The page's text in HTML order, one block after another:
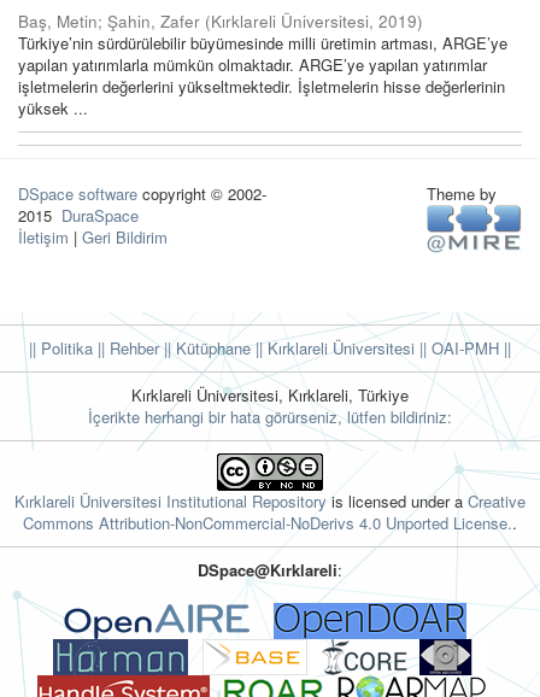
Baş, Metin; Şahin, Zafer (Kırklareli Üniversitesi, 2019)
Türkiye’nin sürdürülebilir büyümesinde milli üretimin artması, ARGE’ye
yapılan yatırımlarla mümkün olmaktadır. ARGE’ye yapılan yatırımlar
işletmelerin değerlerini yükseltmektedir. İşletmelerin hisse değerlerinin
yüksek ...
DSpace software copyright © 2002-
2015 DuraSpace
İletişim | Geri Bildirim
Theme by
|| Politika || Rehber|| Kütüphane|| Kırklareli Üniversitesi || OAI-PMH ||
Kırklareli Üniversitesi, Kırklareli, Türkiye
İçerikte herhangi bir hata görürseniz, lütfen bildiriniz:
Kırklareli Üniversitesi Institutional Repository is licensed under a Creative
Commons Attribution-NonCommercial-NoDerivs 4.0 Unported License..
DSpace@Kırklareli: